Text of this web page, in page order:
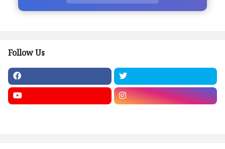
Follow Us